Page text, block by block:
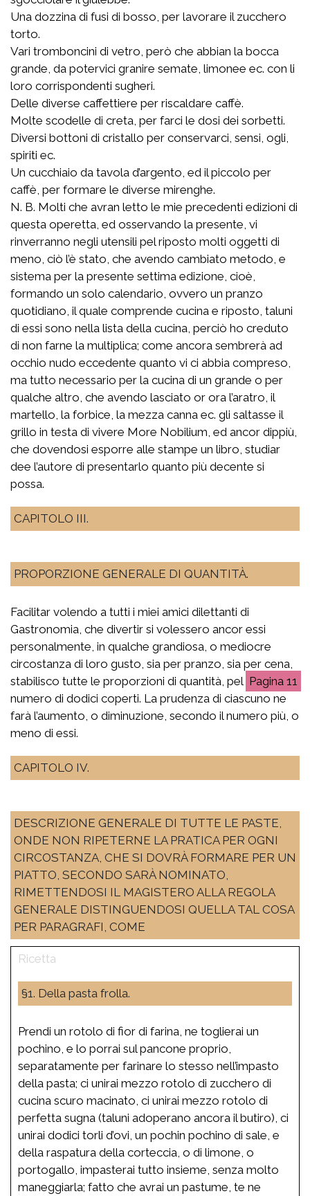
Una dozzina di fusi di bosso, per lavorare il zucchero
torto.
Vari tromboncini di vetro, però che abbian la bocca
grande, da potervici granire semate, limonee ec. con li
loro corrispondenti sugheri.
Delle diverse caffettiere per riscaldare caffè.
Molte scodelle di creta, per farci le dosi dei sorbetti.
Diversi bottoni di cristallo per conservarci, sensi, ogli,
spiriti ec.
Un cucchiaio da tavola d’argento, ed il piccolo per
caffè, per formare le diverse mirenghe.
N. B. Molti che avran letto le mie precedenti edizioni di
questa operetta, ed osservando la presente, vi
rinverranno negli utensili pel riposto molti oggetti di
meno, ciò l’è stato, che avendo cambiato metodo, e
sistema per la presente settima edizione, cioè,
formando un solo calendario, ovvero un pranzo
quotidiano, il quale comprende cucina e riposto, taluni
di essi sono nella lista della cucina, perciò ho creduto
di non farne la multiplica; come ancora sembrerà ad
occhio nudo eccedente quanto vi ci abbia compreso,
ma tutto necessario per la cucina di un grande o per
qualche altro, che avendo lasciato or ora l’aratro, il
martello, la forbice, la mezza canna ec. gli saltasse il
grillo in testa di vivere More Nobilium, ed ancor dippiù,
che dovendosi esporre alle stampe un libro, studiar
dee l’autore di presentarlo quanto più decente si
possa.
CAPITOLO III.
PROPORZIONE GENERALE DI QUANTITÀ.
Facilitar volendo a tutti i miei amici dilettanti di
Gastronomia, che divertir si volessero ancor essi
personalmente, in qualche grandiosa, o mediocre
circostanza di loro gusto, sia per pranzo, sia per cena,
stabilisco tutte le proporzioni di quantità, pel
11
numero di dodici coperti. La prudenza di ciascuno ne
farà l’aumento, o diminuzione, secondo il numero più, o
meno di essi.
CAPITOLO IV.
DESCRIZIONE GENERALE DI TUTTE LE PASTE,
ONDE NON RIPETERNE LA PRATICA PER OGNI
CIRCOSTANZA, CHE SI DOVRÀ FORMARE PER UN
PIATTO, SECONDO SARÀ NOMINATO,
RIMETTENDOSI IL MAGISTERO ALLA REGOLA
GENERALE DISTINGUENDOSI QUELLA TAL COSA
PER PARAGRAFI, COME
§1. Della pasta frolla.
Prendi un rotolo di fior di farina, ne toglierai un
pochino, e lo porrai sul pancone proprio,
separatamente per farinare lo stesso nell’impasto
della pasta; ci unirai mezzo rotolo di zucchero di
cucina scuro macinato, ci unirai mezzo rotolo di
perfetta sugna (taluni adoperano ancora il butiro), ci
unirai dodici torli d’ovi, un pochin pochino di sale, e
della raspatura della corteccia, o di limone, o
portogallo, impasterai tutto insieme, senza molto
maneggiarla; fatto che avrai un pastume, te ne